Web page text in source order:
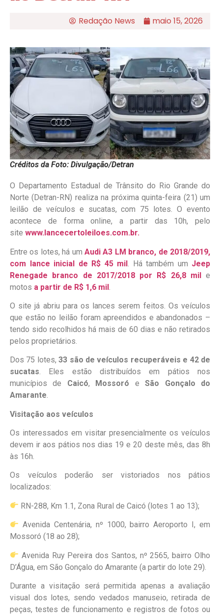
Redação News maio 15, 2026
Créditos da Foto: Divulgação/Detran
O Departamento Estadual de Trânsito do Rio Grande do
Norte (Detran-RN) realiza na próxima quinta-feira (21) um
leilão de veículos e sucatas, com 75 lotes. O evento
acontece de forma online, a partir das 10h, pelo
site www.lancecertoleiloes.com.br.
Entre os lotes, há um Audi A3 LM branco, de 2018/2019,
com lance inicial de R$ 45 mil . Há também um Jeep
Renegade branco de 2017/2018 por R$ 26,8 mil e
motos a partir de R$ 1,6 mil
O site já abriu para os lances serem feitos. Os veículos
que estão no leilão foram apreendidos e abandonados –
tendo sido recolhidos há mais de 60 dias e não retirados
pelos proprietários.
Dos 75 lotes,33 são de veículos recuperáveis e 42 de
sucatas. Eles estão distribuídos em pátios nos
municípios de Caicó, Mossoró eSão Gonçalo do
Amarante.
Visitação aos veículos
Os interessados em visitar presencialmente os veículos
devem ir aos pátios nos dias 19 e 20 deste mês, das 8h
às 16h.
Os veículos poderão ser vistoriados nos pátios
localizados:
RN-288, Km 1.1, Zona Rural de Caicó (lotes 1 ao 13);
Avenida Centenária, nº 1000, bairro Aeroporto I, em
Mossoró (18 ao 28);
Avenida Ruy Pereira dos Santos, nº 2565, bairro Olho
D’Água, em São Gonçalo do Amarante (a partir do lote 29).
Durante a visitação será permitida apenas a avaliação
visual dos lotes, sendo vedados manuseio, retirada de
peças, testes de funcionamento e registros de fotos ou